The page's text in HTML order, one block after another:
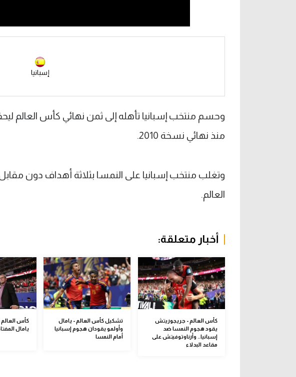
إسبانيا
وحسم منتخب إسبانيا تأهله إلى ثمن نهائي كأس العالم
منذ نهائي نسخة 2010.
العالم.
أخبار متعلقة:
كأس العالم - جريجوريتش
يقود هجوم النمسا ضد
إسبانيا.. وأرناوتوفيتش على
مقاعد البدلاء
تشكيل كأس العالم - يامال
وأولمو يقودان هجوم إسبانيا
أمام النمسا
كأس العالم
يامال